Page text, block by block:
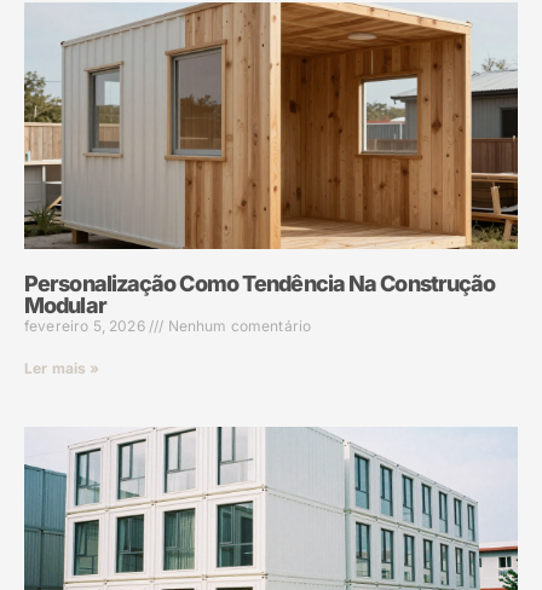
Personalização Como Tendência Na Construção
Modular
fevereiro 5, 2026 Nenhum comentário
Ler mais »